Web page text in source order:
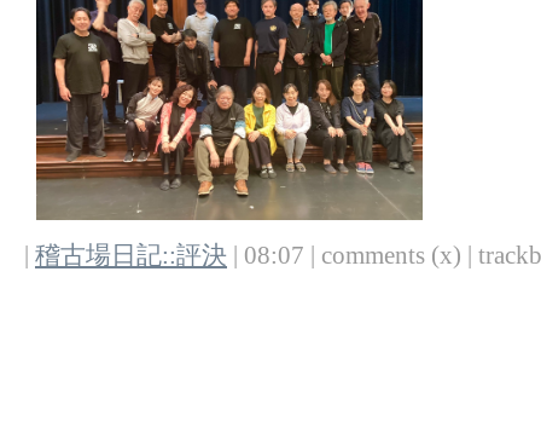
稽古場日記::評決 | 08:07 | comments (x) |